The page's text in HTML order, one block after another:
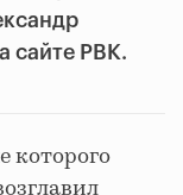
сайте РВК.
которого